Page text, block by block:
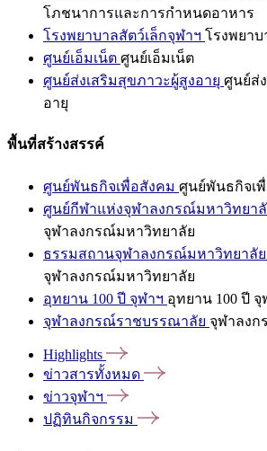
โภชนาการและการกำหนดอาหาร
โรงพยาบาลสัตว์เล็กจุฬาฯ โรงพยาบ
ศูนย์เอ็มเน็ต ศูนย์เอ็มเน็ต
ศูนย์ส่งเสริมสุขภาวะผู้สูงอายุ ศูนย์ส่
อายุ
พื้นที่สร้างสรรค์
ศูนย์พันธกิจเพื่อสังคม ศูนย์พันธกิจเ
ศูนย์กีฬาแห่งจุฬาลงกรณ์มหาวิทยา
จุฬาลงกรณ์มหาวิทยาลัย
ธรรมสถานจุฬาลงกรณ์มหาวิทยาลัย
จุฬาลงกรณ์มหาวิทยาลัย
อุทยาน 100 ปี จุฬาฯ อุทยาน 100 ปี จุ
จุฬาลงกรณ์ราชบรรณาลัย จุฬาลง
Highlights
ข่าวสารทั้งหมด
ข่าวจุฬาฯ
ปฏิทินกิจกรรม